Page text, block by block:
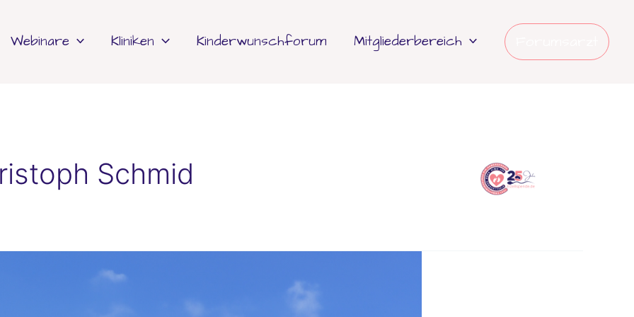
Webinare Kliniken Kinderwunschforum Mitgliederbereich
Schmid